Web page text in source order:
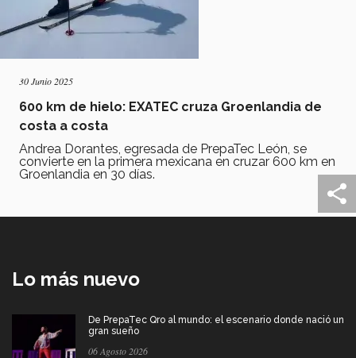
30 Junio 2025
600 km de hielo: EXATEC cruza Groenlandia de
costa a costa
Andrea Dorantes, egresada de PrepaTec León, se
convierte en la primera mexicana en cruzar 600 km en
Groenlandia en 30 días.
Lo más nuevo
De PrepaTec Qro al mundo: el escenario donde nació un
gran sueño
06 Agosto 2026